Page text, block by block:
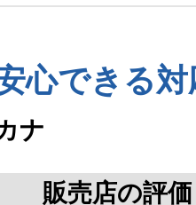
心できる
ナ
販売店の評価